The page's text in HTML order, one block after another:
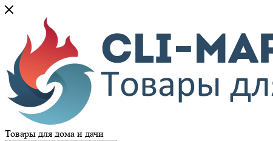
Товары для дома и дачи